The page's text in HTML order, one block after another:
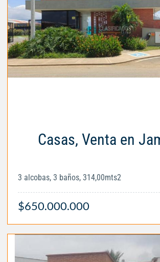
Casas, Venta en
3 alcobas, 3 baños, 314,00mts2
$650.000.000